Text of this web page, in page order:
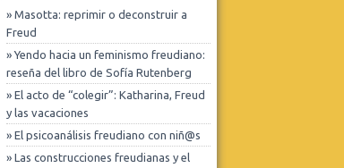
Realizar consulta
» Masotta: reprimir o deconstruir a
Freud
» Yendo hacia un feminismo freudiano:
reseña del libro de Sofía Rutenberg
» El acto de “colegir”: Katharina, Freud
y las vacaciones
» El psicoanálisis freudiano con niñ@s
» Las construcciones freudianas y el